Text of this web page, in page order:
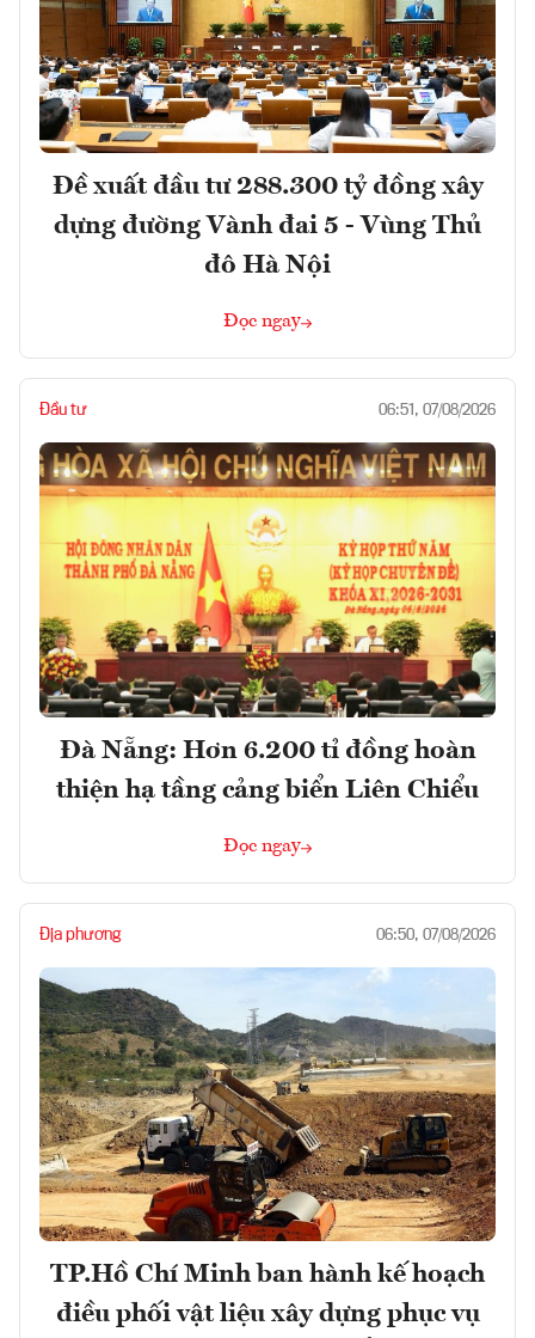
Đề xuất đầu tư 288.300 tỷ đồng xây
dựng đường Vành đai 5 - Vùng Thủ
đô Hà Nội
Đọc ngay
Đầu tư 06:51, 07/08/2026
Đà Nẵng: Hơn 6.200 tỉ đồng hoàn
thiện hạ tầng cảng biển Liên Chiểu
Đọc ngay
Địa phương 06:50, 07/08/2026
TP.Hồ Chí Minh ban hành kế hoạch
điều phối vật liệu xây dựng phục vụ